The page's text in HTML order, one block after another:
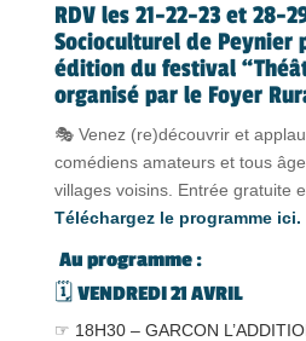
RDV les 21-22-23 et 28-
Socioculturel de Peynier
édition du festival
organisé par le Foyer
🎭 Venez (re)découvrir et
comédiens amateurs et tous
villages voisins. Entrée gratuite
Téléchargez le programme ici.
Au programme :
🗓️ VENDREDI 21 AVRIL
☞ 18H30 – GARCON